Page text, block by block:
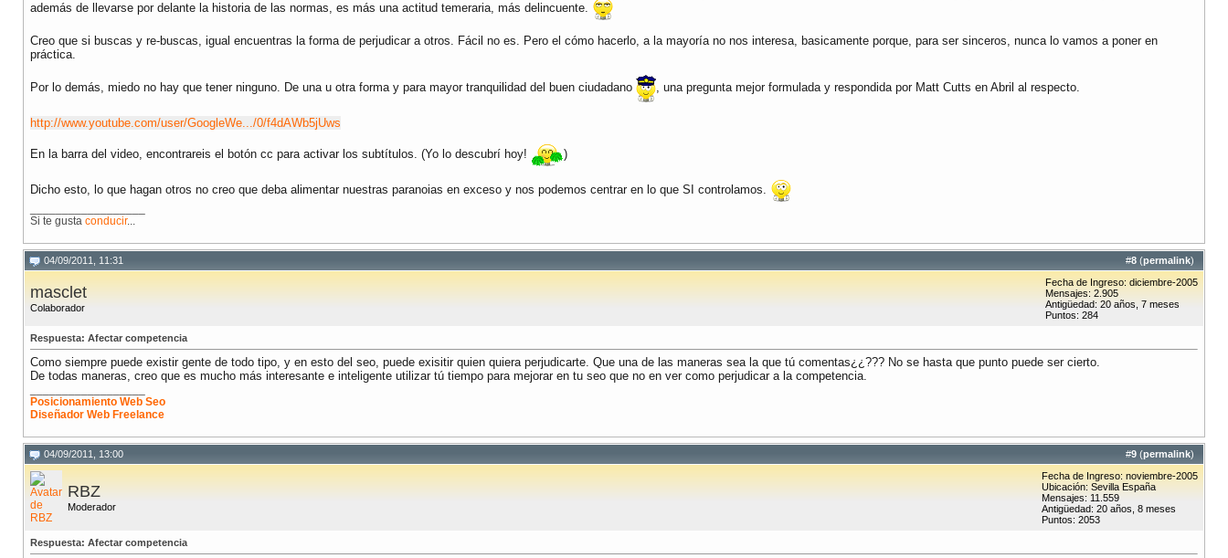
además de llevarse por delante la historia de las normas, es más una actitud temeraria, más delincuente.
Creo que si buscas y re-buscas, igual encuentras la forma de perjudicar a otros. Fácil no es. Pero el cómo hacerlo, a la mayoría no nos interesa, basicamente porque, para ser sinceros, nunca lo vamos a poner en
práctica.
Por lo demás, miedo no hay que tener ninguno. De una u otra forma y para mayor tranquilidad del buen ciudadano , una pregunta mejor formulada y respondida por Matt Cutts en Abril al respecto.
http://www.youtube.com/user/GoogleWe.../0/f4dAWb5jUws
En la barra del video, encontrareis el botón cc para activar los subtítulos. (Yo lo descubrí hoy! )
Dicho esto, lo que hagan otros no creo que deba alimentar nuestras paranoias en exceso y nos podemos centrar en lo que SI controlamos.
Si te gusta conducir...
#8 (permalink)
04/09/2011, 11:31
masclet
Colaborador
Fecha de Ingreso: diciembre-2005
Mensajes: 2.905
Antigüedad: 20 años, 7 meses
Puntos: 284
Respuesta: Afectar competencia
Como siempre puede existir gente de todo tipo, y en esto del seo, puede exisitir quien quiera perjudicarte. Que una de las maneras sea la que tú comentas¿¿??? No se hasta que punto puede ser cierto.
De todas maneras, creo que es mucho más interesante e inteligente utilizar tú tiempo para mejorar en tu seo que no en ver como perjudicar a la competencia.
Posicionamiento Web Seo
Diseñador Web Freelance
#9 (permalink)
04/09/2011, 13:00
RBZ
Moderador
Fecha de Ingreso: noviembre-2005
Ubicación: Sevilla España
Mensajes: 11.559
Antigüedad: 20 años, 8 meses
Puntos: 2053
Respuesta: Afectar competencia